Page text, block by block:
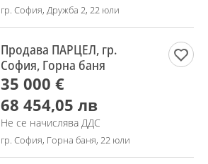
гр. София, Дружба 2, 22 юли
Продава ПАРЦЕЛ, гр.
София, Горна баня
35 000 €
68 454,05 лв
Не се начислява ДДС
гр. София, Горна баня, 22 юли